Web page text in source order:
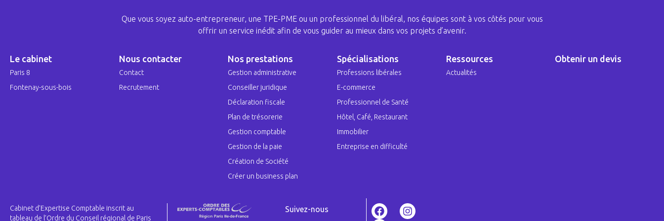
Que vous soyez auto-entrepreneur, une TPE-PME ou un professionnel du libéral, nos équipes sont à vos côtés pour vous
offrir un service inédit afin de vous guider au mieux dans vos projets d’avenir.
Le cabinet
Paris 8
Fontenay-sous-bois
Nous contacter
Contact
Recrutement
Nos prestations
Gestion administrative
Conseiller juridique
Déclaration fiscale
Plan de trésorerie
Gestion comptable
Gestion de la paie
Création de Société
Créer un business plan
Spécialisations
Professions libérales
E-commerce
Professionnel de Santé
Hôtel, Café, Restaurant
Immobilier
Entreprise en difficulté
Ressources
Actualités
Obtenir un devis
Cabinet d’Expertise Comptable inscrit au
tableau de l’Ordre du Conseil régional de Paris
Suivez-nous